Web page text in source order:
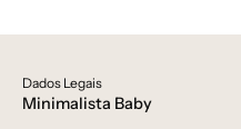
Dados Legais
Minimalista Baby